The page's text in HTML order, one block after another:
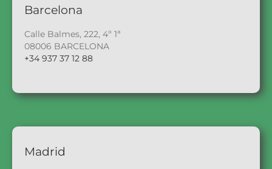
Barcelona
Calle Balmes, 222, 4º 1ª
08006 BARCELONA
+34 937 37 12 88
Madrid